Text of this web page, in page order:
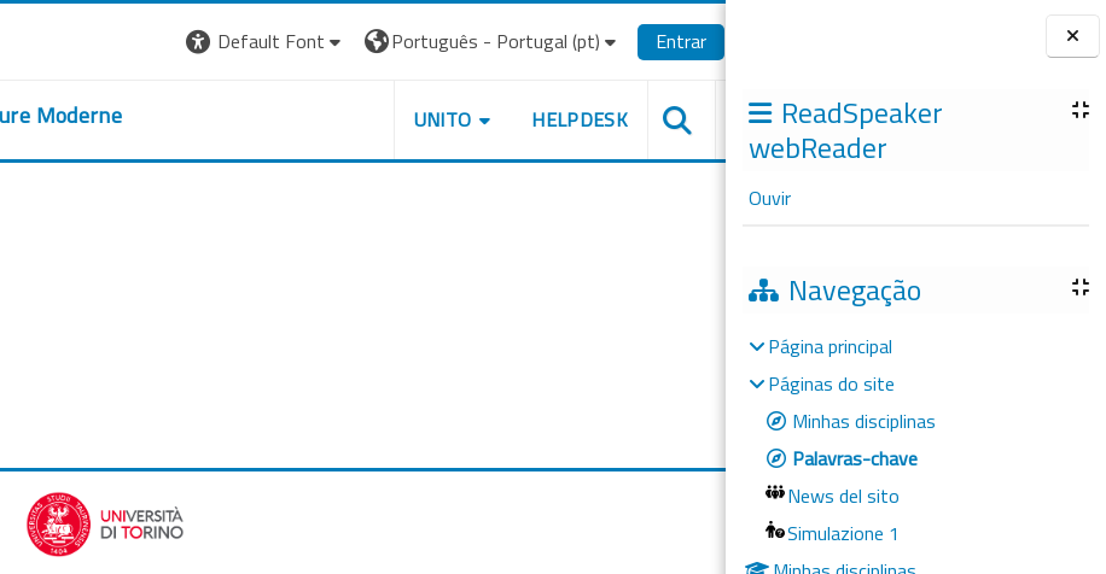
Blocos
ReadSpeaker
webReader
Ouvir
Navegação
Página principal
Páginas do site
Minhas disciplinas
Palavras-chave
News del sito
Simulazione 1
Default Font Português - Portugal ‎(pt)‎ Entrar
Moderne UNITO HELPDESK